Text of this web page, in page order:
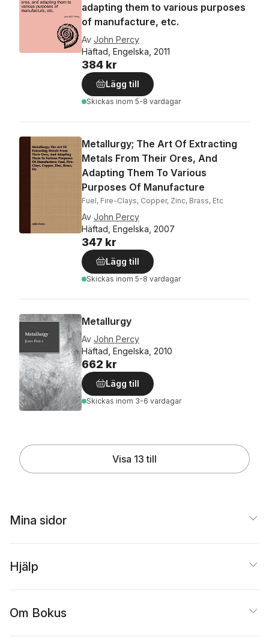
adapting them to various purposes
of manufacture, etc.
Av John Percy
Häftad, Engelska, 2011
384 kr
Lägg till
Skickas inom 5-8 vardagar
Metallurgy; The Art Of Extracting
Metals From Their Ores, And
Adapting Them To Various
Purposes Of Manufacture
Fuel, Fire-Clays, Copper, Zinc, Brass, Etc
Av John Percy
Häftad, Engelska, 2007
347 kr
Lägg till
Skickas inom 5-8 vardagar
Metallurgy
Av John Percy
Häftad, Engelska, 2010
662 kr
Lägg till
Skickas inom 3-6 vardagar
Visa 13 till
Mina sidor
Hjälp
Om Bokus